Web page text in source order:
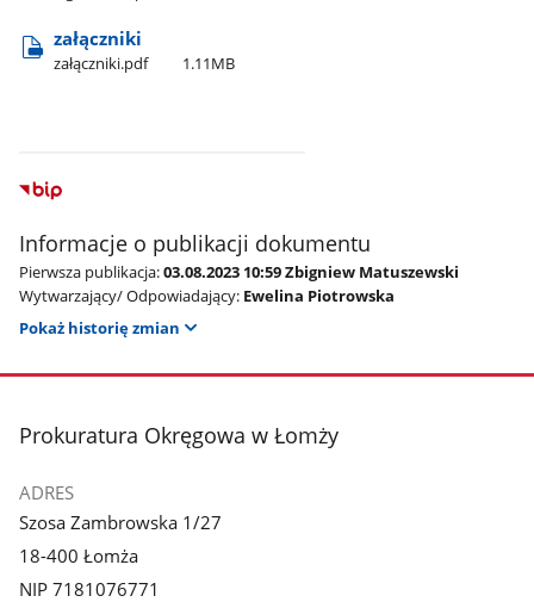
załączniki
załączniki.pdf 1.11MB
Informacje o publikacji dokumentu
Pierwsza publikacja:03.08.2023 10:59 Zbigniew Matuszewski
Wytwarzający/ Odpowiadający: Ewelina Piotrowska
Pokaż historię zmian
stopka
Prokuratura Okręgowa w Łomży
ADRES
Szosa Zambrowska 1/27
18-400 Łomża
NIP 7181076771